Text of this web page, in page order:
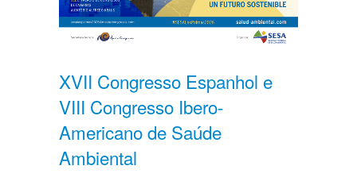
XVII Congresso Espanhol e
VIII Congresso Ibero-
Americano de Saúde
Ambiental